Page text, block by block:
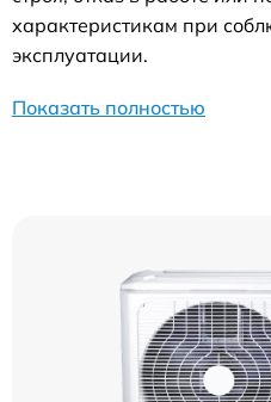
характеристикам при
эксплуатации.
Показать полностью